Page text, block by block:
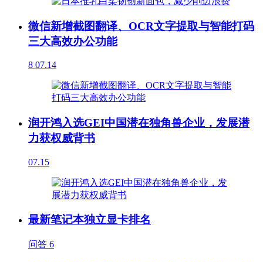
微信新增截图翻译、OCR文字提取与智能打码
三大高效办公功能
8 07.14
润开鸿入选GEI中国潜在独角兽企业，发展潜
力获权威背书
07.15
最新笔记本独立显卡排名
问答 6